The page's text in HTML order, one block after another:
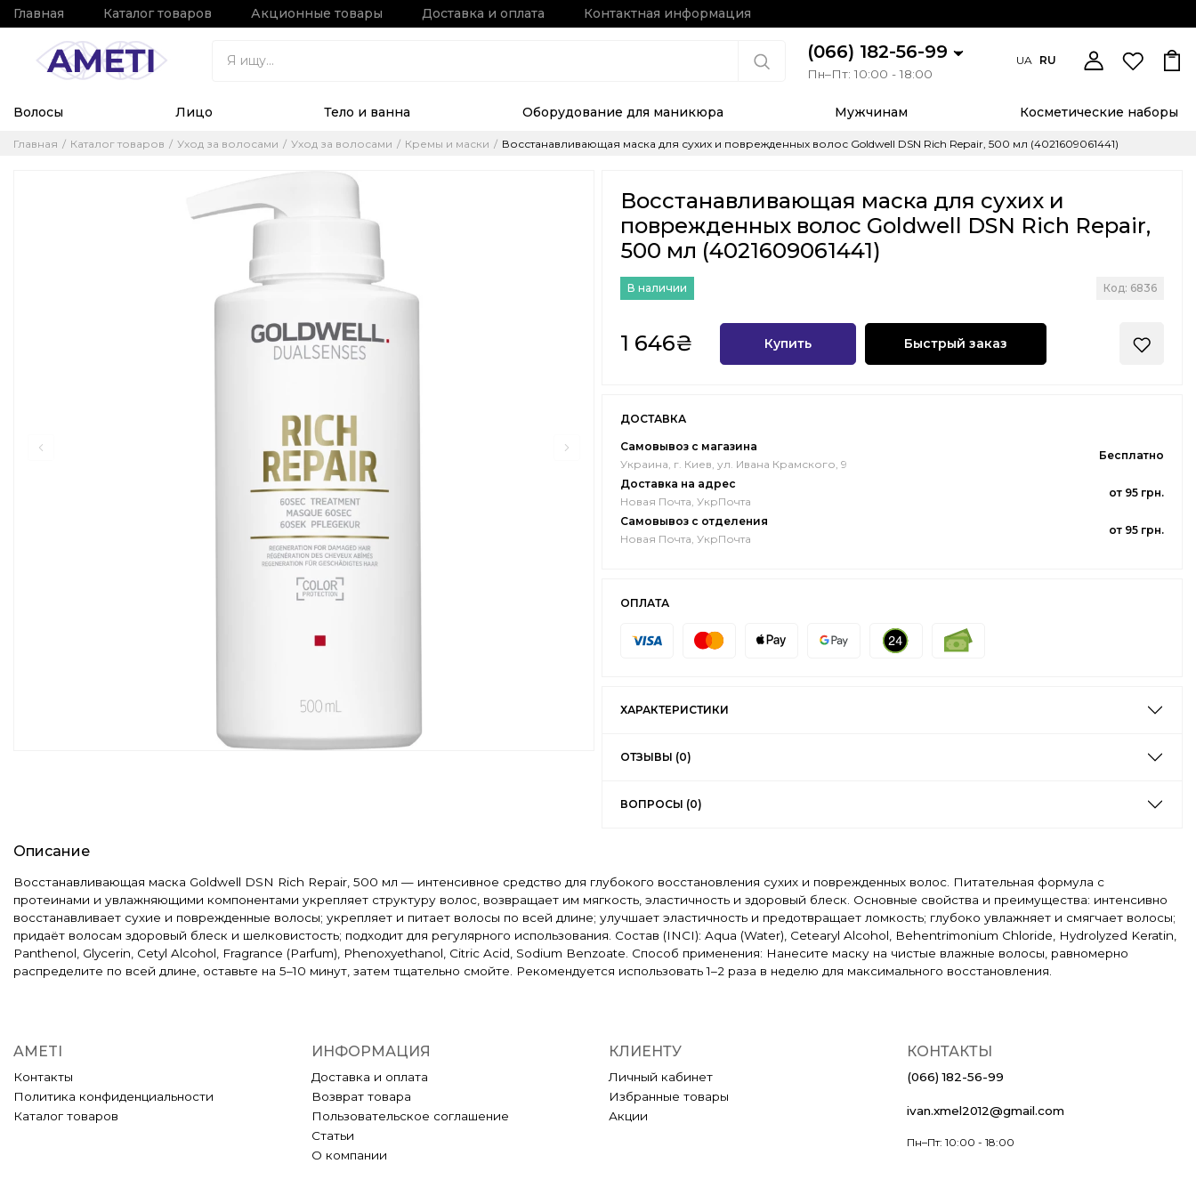
Главная Каталог товаров Акционные товары Доставка и оплата Контактная информация
(066) 182-56-99
Пн–Пт: 10:00 - 18:00
UA RU
Волосы Лицо Тело и ванна Оборудование для маникюра Мужчинам Косметические наборы
Главная Каталог товаров Уход за волосами Уход за волосами Кремы и маски Восстанавливающая маска для сухих и поврежденных волос Goldwell DSN Rich Repair, 500 мл (4021609061441)
Восстанавливающая маска для сухих и
поврежденных волос Goldwell DSN Rich Repair,
500 мл (4021609061441)
В наличии Код: 6836
1 646₴ Купить Быстрый заказ
ДОСТАВКА
Самовывоз с магазина
Украина, г. Киев, ул. Ивана Крамского, 9
Бесплатно
Доставка на адрес
Новая Почта, УкрПочта
от 95 грн.
Самовывоз с отделения
Новая Почта, УкрПочта
от 95 грн.
ОПЛАТА
ХАРАКТЕРИСТИКИ
ОТЗЫВЫ (0)
ВОПРОСЫ (0)
Описание
Восстанавливающая маска Goldwell DSN Rich Repair, 500 мл — интенсивное средство для глубокого восстановления сухих и поврежденных волос. Питательная формула с
протеинами и увлажняющими компонентами укрепляет структуру волос, возвращает им мягкость, эластичность и здоровый блеск. Основные свойства и преимущества: интенсивно
восстанавливает сухие и поврежденные волосы; укрепляет и питает волосы по всей длине; улучшает эластичность и предотвращает ломкость; глубоко увлажняет и смягчает волосы;
придаёт волосам здоровый блеск и шелковистость; подходит для регулярного использования. Состав (INCI): Aqua (Water), Cetearyl Alcohol, Behentrimonium Chloride, Hydrolyzed Keratin,
Panthenol, Glycerin, Cetyl Alcohol, Fragrance (Parfum), Phenoxyethanol, Citric Acid, Sodium Benzoate. Способ применения: Нанесите маску на чистые влажные волосы, равномерно
распределите по всей длине, оставьте на 5–10 минут, затем тщательно смойте. Рекомендуется использовать 1–2 раза в неделю для максимального восстановления.
AMETI
Контакты
Политика конфиденциальности
Каталог товаров
ИНФОРМАЦИЯ
Доставка и оплата
Возврат товара
Пользовательское соглашение
Статьи
О компании
КЛИЕНТУ
Личный кабинет
Избранные товары
Акции
КОНТАКТЫ
(066) 182-56-99
ivan.xmel2012@gmail.com
Пн–Пт: 10:00 - 18:00